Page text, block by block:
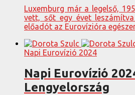
Luxemburg már a legelső,
vett, sőt egy évet
előadót az Eurovízióra egészen
Napi Eurovízió 2024
Napi Eurovízió
Lengyelország